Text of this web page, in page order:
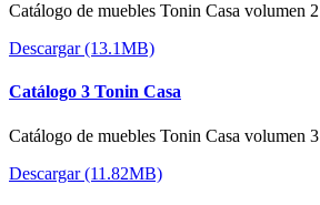
Catálogo de muebles Tonin Casa volumen 2
Descargar (13.1MB)
Catálogo 3 Tonin Casa
Catálogo de muebles Tonin Casa volumen 3
Descargar (11.82MB)